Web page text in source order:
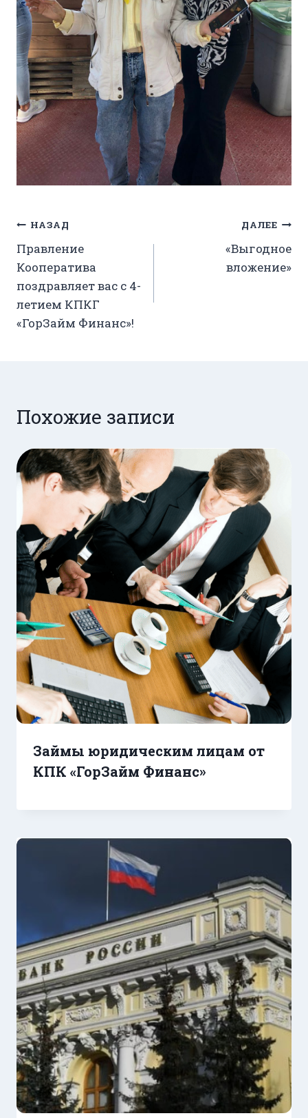
Навигация
по
записям
НАЗАД
Правление
Кооператива
поздравляет вас с 4-
летием КПКГ
«ГорЗайм Финанс»!
ДАЛЕЕ
«Выгодное
вложение»
Похожие записи
Займы юридическим лицам от
КПК «ГорЗайм Финанс»